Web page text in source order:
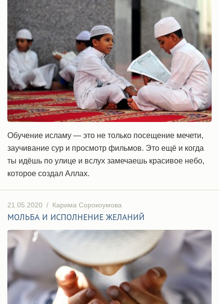
Обучение исламу — это не только посещение мечети,
заучивание сур и просмотр фильмов. Это ещё и когда
ты идёшь по улице и вслух замечаешь красивое небо,
которое создал Аллах.
21.05.2020 / Карима Сорокоумова
МОЛЬБА И ИСПОЛНЕНИЕ ЖЕЛАНИЙ